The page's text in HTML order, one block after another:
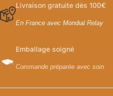
Livraison gratuite dès 100€
En France avec Mondial Relay
Emballage soigné
Commande préparée avec soin